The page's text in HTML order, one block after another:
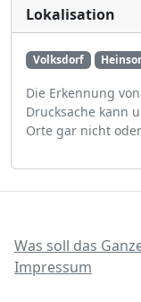
Lokalisation
Volksdorf
Die Erkennung
Drucksache kann
Orte gar nicht
Was soll das
Impressum